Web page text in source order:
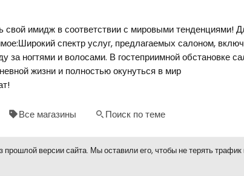
свой имидж в соответствии с мировыми тенденциями!
спектр услуг, предлагаемых салоном,
за ногтями и волосами. В гостеприимной обстановке
жизни и полностью окунуться в мир
Все магазины Поиск по теме
прошлой версии сайта. Мы оставили его, чтобы не терять трафик